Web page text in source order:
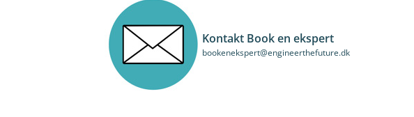
Kontakt Book en ekspert
bookenekspert@engineerthefuture.dk